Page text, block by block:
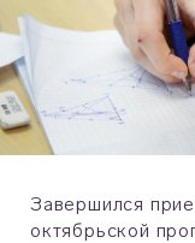
Завершился
октябрьской